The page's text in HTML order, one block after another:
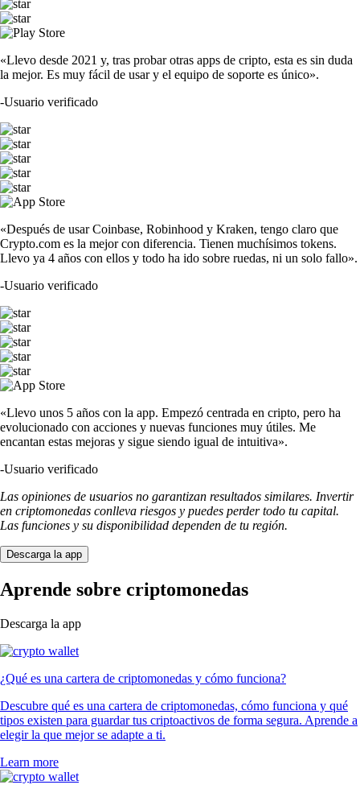
«Llevo desde 2021 y, tras probar otras apps de cripto, esta es sin duda
la mejor. Es muy fácil de usar y el equipo de soporte es único».
-Usuario verificado
«Después de usar Coinbase, Robinhood y Kraken, tengo claro que
Crypto.com es la mejor con diferencia. Tienen muchísimos tokens.
Llevo ya 4 años con ellos y todo ha ido sobre ruedas, ni un solo fallo».
-Usuario verificado
«Llevo unos 5 años con la app. Empezó centrada en cripto, pero ha
evolucionado con acciones y nuevas funciones muy útiles. Me
encantan estas mejoras y sigue siendo igual de intuitiva».
-Usuario verificado
Las opiniones de usuarios no garantizan resultados similares. Invertir
en criptomonedas conlleva riesgos y puedes perder todo tu capital.
Las funciones y su disponibilidad dependen de tu región.
Descarga la app
Aprende sobre criptomonedas
Descarga la app
¿Qué es una cartera de criptomonedas y cómo funciona?
Descubre qué es una cartera de criptomonedas, cómo funciona y qué
tipos existen para guardar tus criptoactivos de forma segura. Aprende a
elegir la que mejor se adapte a ti.
Learn more